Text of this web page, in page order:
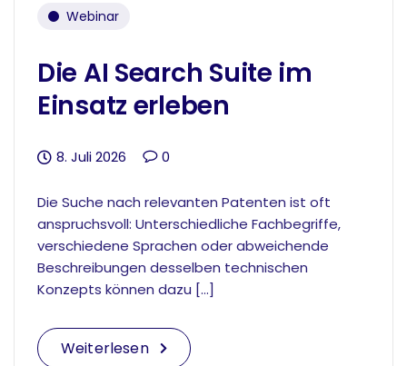
Webinar
Die AI Search Suite im
Einsatz erleben
8. Juli 2026 0
Die Suche nach relevanten Patenten ist oft
anspruchsvoll: Unterschiedliche Fachbegriffe,
verschiedene Sprachen oder abweichende
Beschreibungen desselben technischen
Konzepts können dazu […]
Weiterlesen